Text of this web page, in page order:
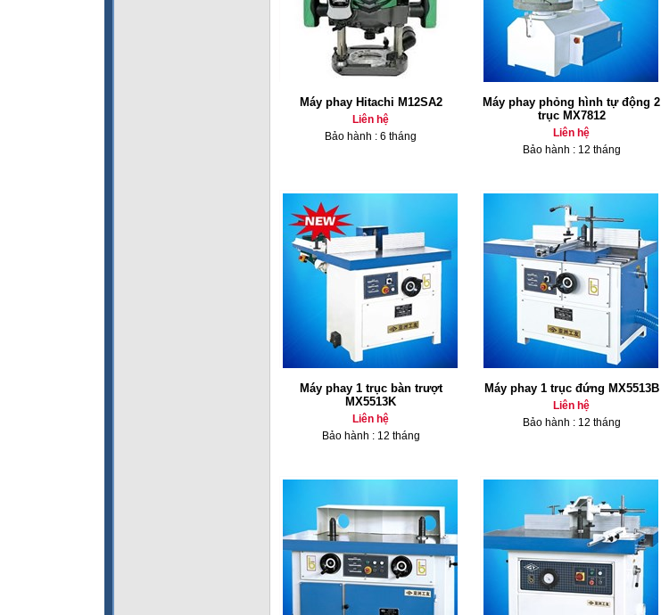
Máy phay Hitachi M12SA2
Liên hệ
Bảo hành : 6 tháng
Máy phay phỏng hình tự động 2
trục MX7812
Liên hệ
Bảo hành : 12 tháng
Máy phay 1 trục bàn trượt
MX5513K
Liên hệ
Bảo hành : 12 tháng
Máy phay 1 trục đứng MX5513B
Liên hệ
Bảo hành : 12 tháng